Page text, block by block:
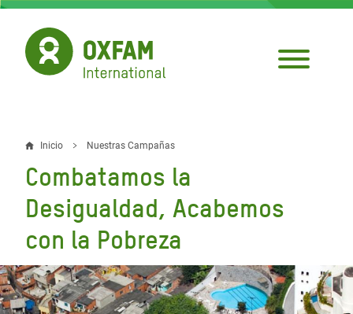
Pasar
contenido
principal
Sobrescribir
enlaces
de
ayuda
a
la
Inicio Nuestras Campañas
Combatamos la
Desigualdad, Acabemos
con la Pobreza